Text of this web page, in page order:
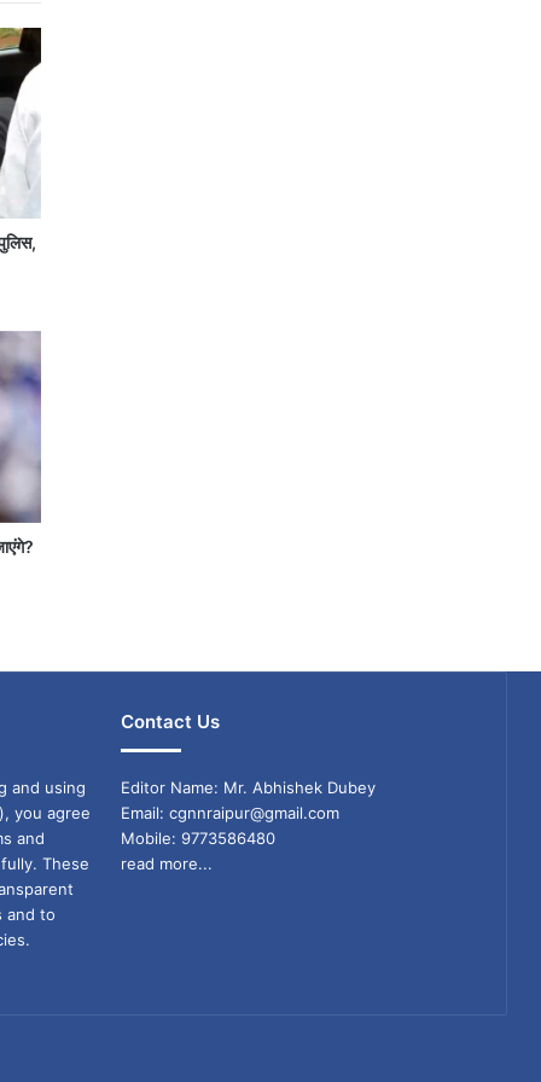
and using
you agree
and
These
and to
Contact Us
Editor Name: Mr. Abhishek Dubey
Email: cgnnraipur@gmail.com
Mobile: 9773586480
read more...